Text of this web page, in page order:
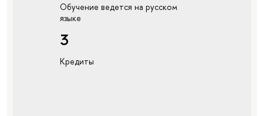
Обучение ведется на русском
языке
3
Кредиты